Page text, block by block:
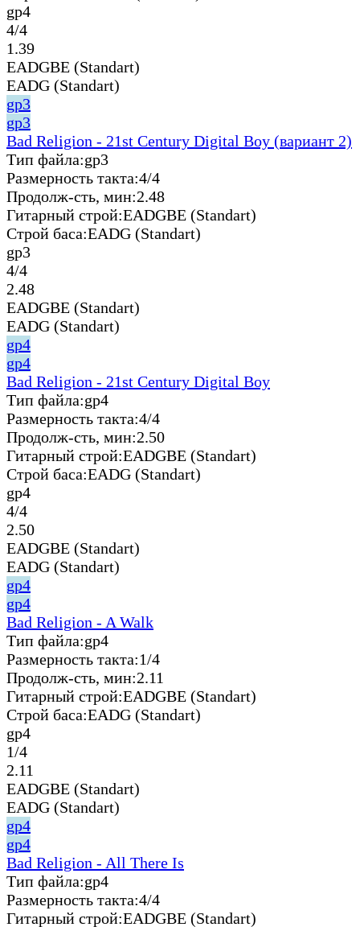
gp4
4/4
1.39
EADGBE (Standart)
EADG (Standart)
gp3
gp3
Bad Religion - 21st Century Digital Boy (вариант 2)
Тип файла:gp3
Размерность такта:4/4
Продолж-сть, мин:2.48
Гитарный строй:EADGBE (Standart)
Строй баса:EADG (Standart)
gp3
4/4
2.48
EADGBE (Standart)
EADG (Standart)
gp4
gp4
Bad Religion - 21st Century Digital Boy
Тип файла:gp4
Размерность такта:4/4
Продолж-сть, мин:2.50
Гитарный строй:EADGBE (Standart)
Строй баса:EADG (Standart)
gp4
4/4
2.50
EADGBE (Standart)
EADG (Standart)
gp4
gp4
Bad Religion - A Walk
Тип файла:gp4
Размерность такта:1/4
Продолж-сть, мин:2.11
Гитарный строй:EADGBE (Standart)
Строй баса:EADG (Standart)
gp4
1/4
2.11
EADGBE (Standart)
EADG (Standart)
gp4
gp4
Bad Religion - All There Is
Тип файла:gp4
Размерность такта:4/4
Гитарный строй:EADGBE (Standart)